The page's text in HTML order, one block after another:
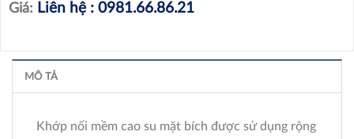
Giá: Liên hệ : 0981.66.86.21
MÔ TẢ
Khớp nối mềm cao su mặt bích được sử dụng rộng